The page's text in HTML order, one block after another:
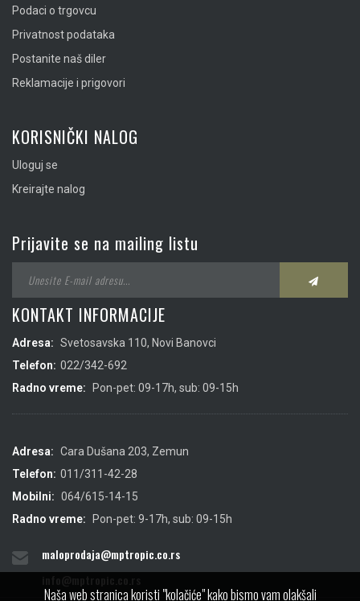
Podaci o trgovcu
Privatnost podataka
Postanite naš diler
Reklamacije i prigovori
KORISNIČKI NALOG
Uloguj se
Kreirajte nalog
Prijavite se na mailing listu
KONTAKT INFORMACIJE
Adresa: Svetosavska 110, Novi Banovci
Telefon: 022/342-692
Radno vreme:
Pon-pet: 09-17h, sub: 09-15h
Adresa: Cara Dušana 203, Zemun
Telefon: 011/311-42-28
Mobilni: 064/615-14-15
Radno vreme:
Pon-pet: 9-17h, sub: 09-15h
maloprodaja@mptropic.co.rs
Naša web stranica koristi "kolačiće" kako bismo vam olakšali